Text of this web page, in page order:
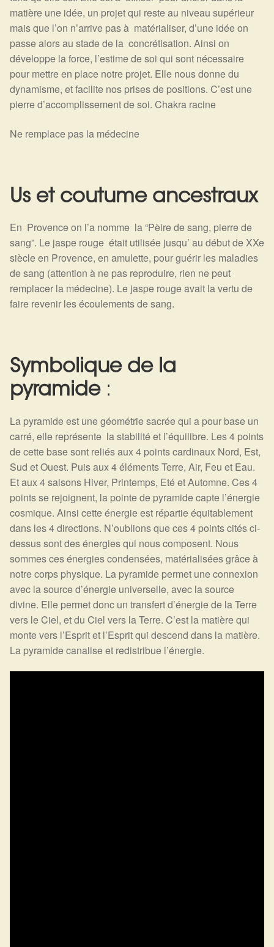
matière une idée, un projet qui reste au niveau supérieur
mais que l’on n’arrive pas à matérialiser, d’une idée on
passe alors au stade de la concrétisation. Ainsi on
développe la force, l’estime de soi qui sont nécessaire
pour mettre en place notre projet. Elle nous donne du
dynamisme, et facilite nos prises de positions. C’est une
pierre d’accomplissement de soi. Chakra racine
Ne remplace pas la médecine
Us et coutume ancestraux
En Provence on l’a nomme la “Pèire de sang, pierre de
sang”. Le jaspe rouge était utilisée jusqu’ au début de XXe
siècle en Provence, en amulette, pour guérir les maladies
de sang (attention à ne pas reproduire, rien ne peut
remplacer la médecine). Le jaspe rouge avait la vertu de
faire revenir les écoulements de sang.
Symbolique de la
pyramide:
La pyramide est une géométrie sacrée qui a pour base un
carré, elle représente la stabilité et l’équilibre. Les 4 points
de cette base sont reliés aux 4 points cardinaux Nord, Est,
Sud et Ouest. Puis aux 4 éléments Terre, Air, Feu et Eau.
Et aux 4 saisons Hiver, Printemps, Eté et Automne. Ces 4
points se rejoignent, la pointe de pyramide capte l’énergie
cosmique. Ainsi cette énergie est répartie équitablement
dans les 4 directions. N’oublions que ces 4 points cités ci-
dessus sont des énergies qui nous composent. Nous
sommes ces énergies condensées, matérialisées grâce à
notre corps physique. La pyramide permet une connexion
avec la source d’énergie universelle, avec la source
divine. Elle permet donc un transfert d’énergie de la Terre
vers le Ciel, et du Ciel vers la Terre. C’est la matière qui
monte vers l’Esprit et l’Esprit qui descend dans la matière.
La pyramide canalise et redistribue l’énergie.